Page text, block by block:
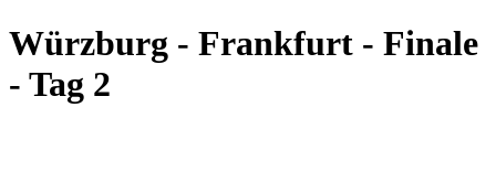
Würzburg - Frankfurt - Finale
- Tag 2